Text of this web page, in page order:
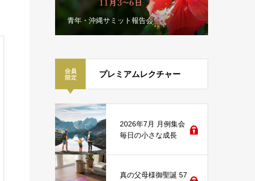
青年・沖縄サミット報告会
プレミアムレクチャー
2026年7月 月例集会
毎日の小さな成長
真の父母様御聖誕 57